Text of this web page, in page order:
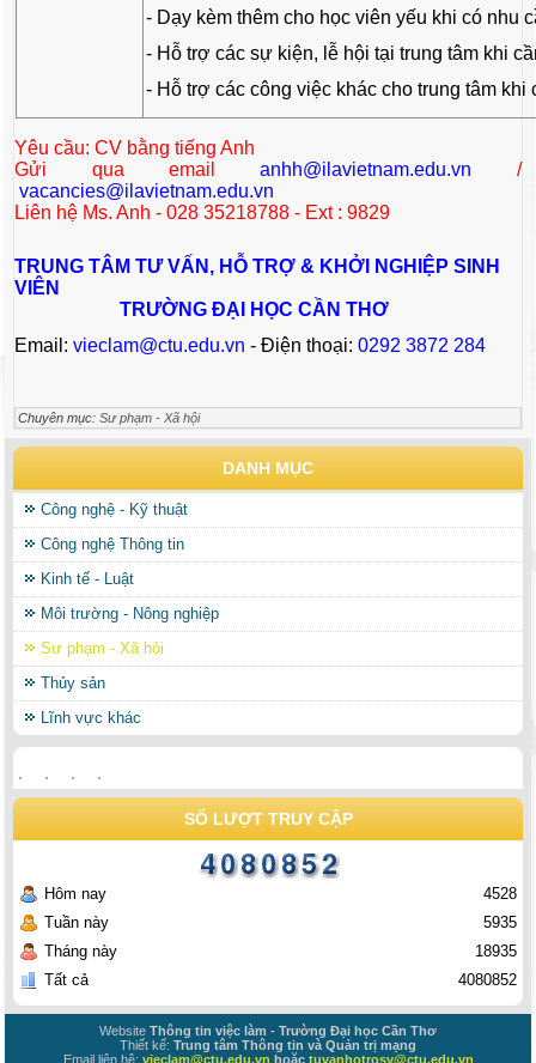
- Dạy kèm thêm cho học viên yếu khi có nhu
- Hỗ trợ các sự kiện, lễ hội tại trung tâm khi
- Hỗ trợ các công việc khác cho trung tâm khi
Yêu cầu: CV bằng tiếng Anh
Gửi qua emailanhh@ilavietnam.edu.vn /
vacancies@ilavietnam.edu.vn
Liên hệ Ms. Anh - 028 35218788 - Ext : 9829
TRUNG TÂM TƯ VẤN, HỖ TRỢ & KHỞI NGHIỆP SINH
VIÊN
TRƯỜNG ĐẠI HỌC CẦN THƠ
Email:vieclam@ctu.edu.vn - Điện thoại:0292 3872 284
Chuyên mục:Sư phạm - Xã hội
DANH MỤC
Công nghệ - Kỹ thuật
Công nghệ Thông tin
Kinh tế - Luật
Môi trường - Nông nghiệp
Sư phạm - Xã hội
Thủy sản
Lĩnh vực khác
SỐ LƯỢT TRUY CẬP
Hôm nay
Tuần này
Tháng này
Tất cả
4528
5935
18935
4080852
Website Thông tin việc làm - Trường Đại học Cần Thơ
Thiết kế: Trung tâm Thông tin và Quản trị mạng
Email liên hệ: vieclam@ctu.edu.vn hoặc tuvanhotrosv@ctu.edu.vn